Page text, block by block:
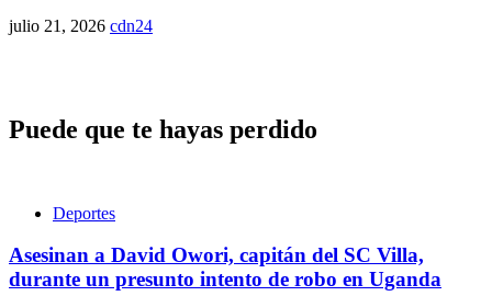
julio 21, 2026 cdn24
Puede que te hayas perdido
Deportes
Asesinan a David Owori, capitán del SC Villa,
durante un presunto intento de robo en Uganda